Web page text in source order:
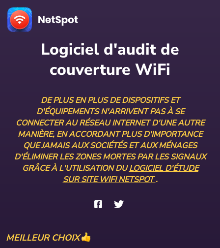
Logiciel d'audit de
couverture WiFi
DE PLUS EN PLUS DE DISPOSITIFS ET
D'ÉQUIPEMENTS N'ARRIVENT PAS À SE
CONNECTER AU RÉSEAU INTERNET D'UNE AUTRE
MANIÈRE, EN ACCORDANT PLUS D'IMPORTANCE
QUE JAMAIS AUX SOCIÉTÉS ET AUX MÉNAGES
D'ÉLIMINER LES ZONES MORTES PAR LES SIGNAUX
GRÂCE À L'UTILISATION DULOGICIEL D'ÉTUDE
SUR SITE WIFI NETSPOT.
MEILLEUR CHOIX